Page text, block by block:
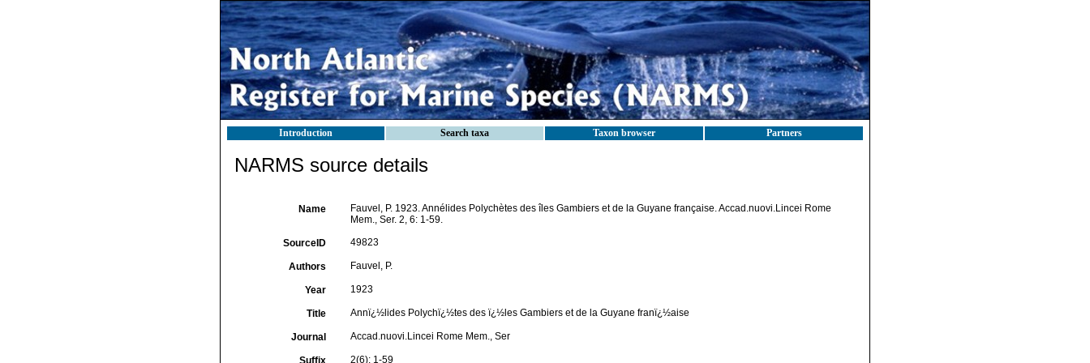
Introduction Search taxa Taxon browser Partners
NARMS source details
Name
Fauvel, P. 1923. Annélides Polychètes des îles Gambiers et de la Guyane française. Accad.nuovi.Lincei Rome
Mem., Ser. 2, 6: 1-59.
SourceID 49823
Authors Fauvel, P.
Year 1923
Title Annï¿½lides Polychï¿½tes des ï¿½les Gambiers et de la Guyane franï¿½aise
Journal Accad.nuovi.Lincei Rome Mem., Ser
Suffix 2(6): 1-59